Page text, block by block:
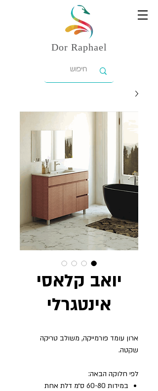
Dor Raphael
יואב קלאסי
אינטגרלי
ארון עומד פורמייקה, משולב טריקה
שקטה.
לפי חלוקה הבאה:
במידות 60-80 ס״מ דלת אחת